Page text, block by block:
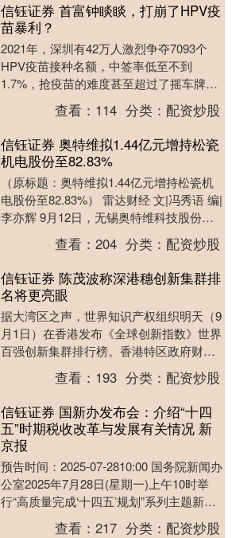
信钰证券 首富钟睒睒，打崩了HPV疫
苗暴利？
2021年，深圳有42万人激烈争夺7093个
HPV疫苗接种名额，中签率低至不到
1.7%，抢疫苗的难度甚至超过了摇车牌。
那时，黄牛趁机哄抬价格，加价上千不
说，还得....查看： 114 分类：配资炒股
信钰证券 奥特维拟1.44亿元增持松瓷
机电股份至82.83%
（原标题：奥特维拟1.44亿元增持松瓷机
电股份至82.83%） 雷达财经 文|冯秀语 编|
李亦辉 9月12日，无锡奥特维科技股份有
限公司（证券代码：688516....
查看：204 分类：配资炒股
信钰证券 陈茂波称深港穗创新集群排
名将更亮眼
据大湾区之声，世界知识产权组织明天（9
月1日）在香港发布《全球创新指数》世界
百强创新集群排行榜。香港特区政府财政
司司长陈茂波今日表示，深圳-香港-广州集
群过去连....查看： 193 分类：配资炒股
信钰证券 国新办发布会：介绍“十四
五”时期税收改革与发展有关情况 新
京报
预告时间：2025-07-2810:00 国务院新闻办
公室2025年7月28日(星期一)上午10时举
行“高质量完成‘十四五’规划”系列主题新闻
发布会，请国家税务....
查看：217 分类：配资炒股